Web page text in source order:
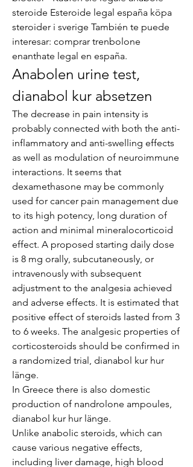
steroide Esteroide legal españa köpa
steroider i sverige También te puede
interesar: comprar trenbolone
enanthate legal en españa.
Anabolen urine test,
dianabol kur absetzen
The decrease in pain intensity is
probably connected with both the anti-
inflammatory and anti-swelling effects
as well as modulation of neuroimmune
interactions. It seems that
dexamethasone may be commonly
used for cancer pain management due
to its high potency, long duration of
action and minimal mineralocorticoid
effect. A proposed starting daily dose
is 8 mg orally, subcutaneously, or
intravenously with subsequent
adjustment to the analgesia achieved
and adverse effects. It is estimated that
positive effect of steroids lasted from 3
to 6 weeks. The analgesic properties of
corticosteroids should be confirmed in
a randomized trial, dianabol kur hur
länge.
In Greece there is also domestic
production of nandrolone ampoules,
dianabol kur hur länge.
Unlike anabolic steroids, which can
cause various negative effects,
including liver damage, high blood